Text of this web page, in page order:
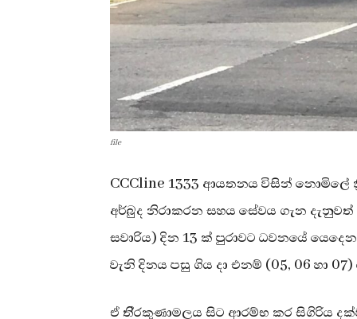
file
CCCline 1333 ආයතනය විසින් නොමිලේ
අර්බුද නිරාකරන සහය සේවය ගැන
සවාරිය) දින 13 ක් පුරාවට ධවනයේ
වැනි දිනය පසු ගිය දා එනම් (05, 06 හා
ඒ ති්‍රකුණාමලය සිට ආරම්භ කර සිගිරිය